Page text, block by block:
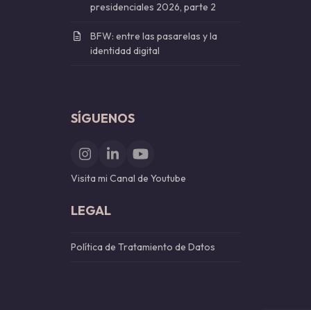
presidenciales 2026, parte 2
BFW: entre las pasarelas y la
identidad digital
SÍGUENOS
Instagram
LinkedInYouTube
Visita mi Canal de Youtube
LEGAL
Política de Tratamiento de Datos